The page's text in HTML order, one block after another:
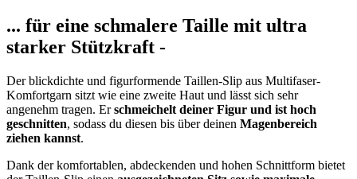
... für eine schmalere Taille mit ultra
starker Stützkraft -
Der blickdichte und figurformende Taillen-Slip aus Multifaser-
Komfortgarn sitzt wie eine zweite Haut und lässt sich sehr
angenehm tragen. Erschmeichelt deiner Figur und ist hoch
geschnitten, sodass du diesen bis über deinen Magenbereich
ziehen kannst.
Dank der komfortablen, abdeckenden und hohen Schnittform bietet